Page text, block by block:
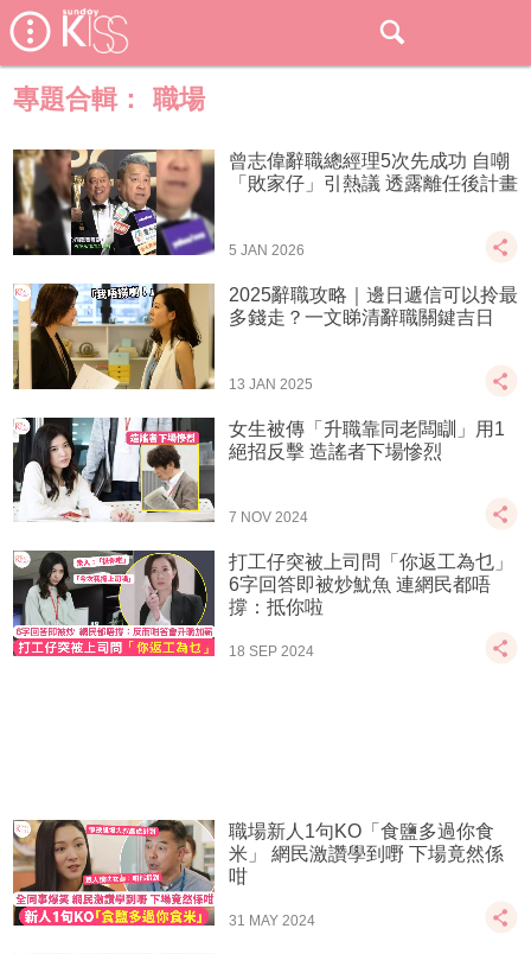
專題合輯： 職場
曾志偉辭職總經理5次先成功 自嘲
「敗家仔」引熱議 透露離任後計畫
5 JAN 2026
2025辭職攻略｜邊日遞信可以拎最
多錢走？一文睇清辭職關鍵吉日
13 JAN 2025
女生被傳「升職靠同老闆瞓」用1
絕招反擊 造謠者下場慘烈
7 NOV 2024
打工仔突被上司問「你返工為乜」
6字回答即被炒魷魚 連網民都唔
撐：抵你啦
18 SEP 2024
職場新人1句KO「食鹽多過你食
米」 網民激讚學到嘢 下場竟然係
咁
31 MAY 2024